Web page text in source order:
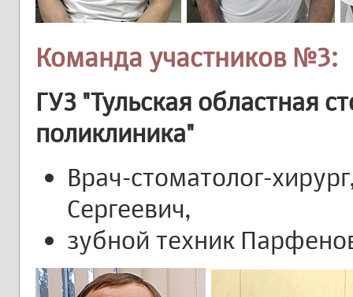
Команда участников №3:
ГУЗ "Тульская областная
поликлиника"
Врач-стоматолог-
Сергеевич,
зубной техник